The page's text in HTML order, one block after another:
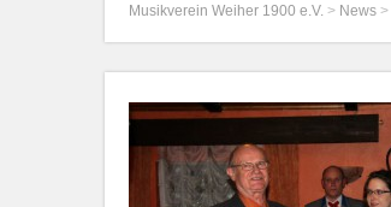
Musikverein Weiher 1900 e.V. > News >